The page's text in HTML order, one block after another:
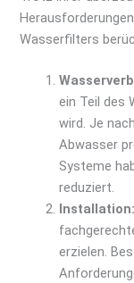
Wasserfilters
ein Teil des
wird. Je
Abwasser
Systeme
reduziert.
Installation:
erzielen.